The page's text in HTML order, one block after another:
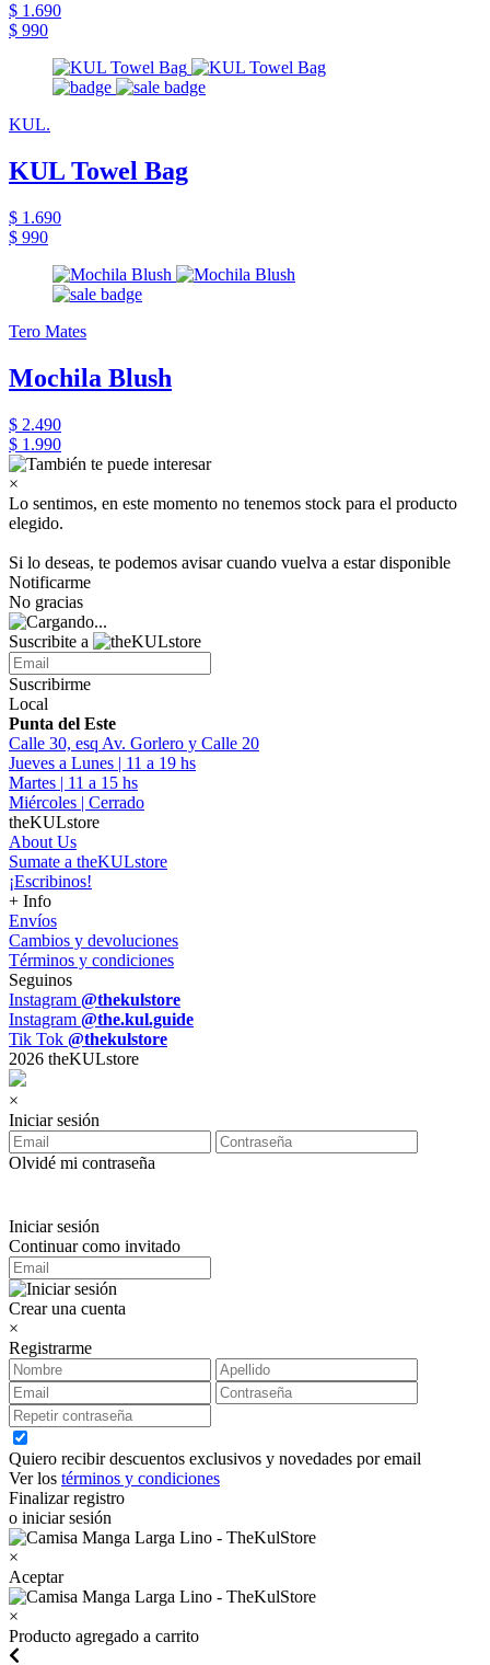
$ 1.690
$ 990
KUL.
KUL Towel Bag
$ 1.690
$ 990
Tero Mates
Mochila Blush
$ 2.490
$ 1.990
×
Lo sentimos, en este momento no tenemos stock para el producto
elegido.
Si lo deseas, te podemos avisar cuando vuelva a estar disponible
Notificarme
No gracias
Suscribite a
Suscribirme
Local
Punta del Este
Calle 30, esq Av. Gorlero y Calle 20
Jueves a Lunes | 11 a 19 hs
Martes | 11 a 15 hs
Miércoles | Cerrado
theKULstore
About Us
Sumate a theKULstore
¡Escribinos!
+ Info
Envíos
Cambios y devoluciones
Términos y condiciones
Seguinos
Instagram @thekulstore
Instagram @the.kul.guide
Tik Tok @thekulstore
2026 theKULstore
×
Iniciar sesión
Olvidé mi contraseña
Iniciar sesión
Continuar como invitado
Crear una cuenta
×
Registrarme
Quiero recibir descuentos exclusivos y novedades por email
Ver los términos y condiciones
Finalizar registro
o iniciar sesión
×
Aceptar
×
Producto agregado a carrito